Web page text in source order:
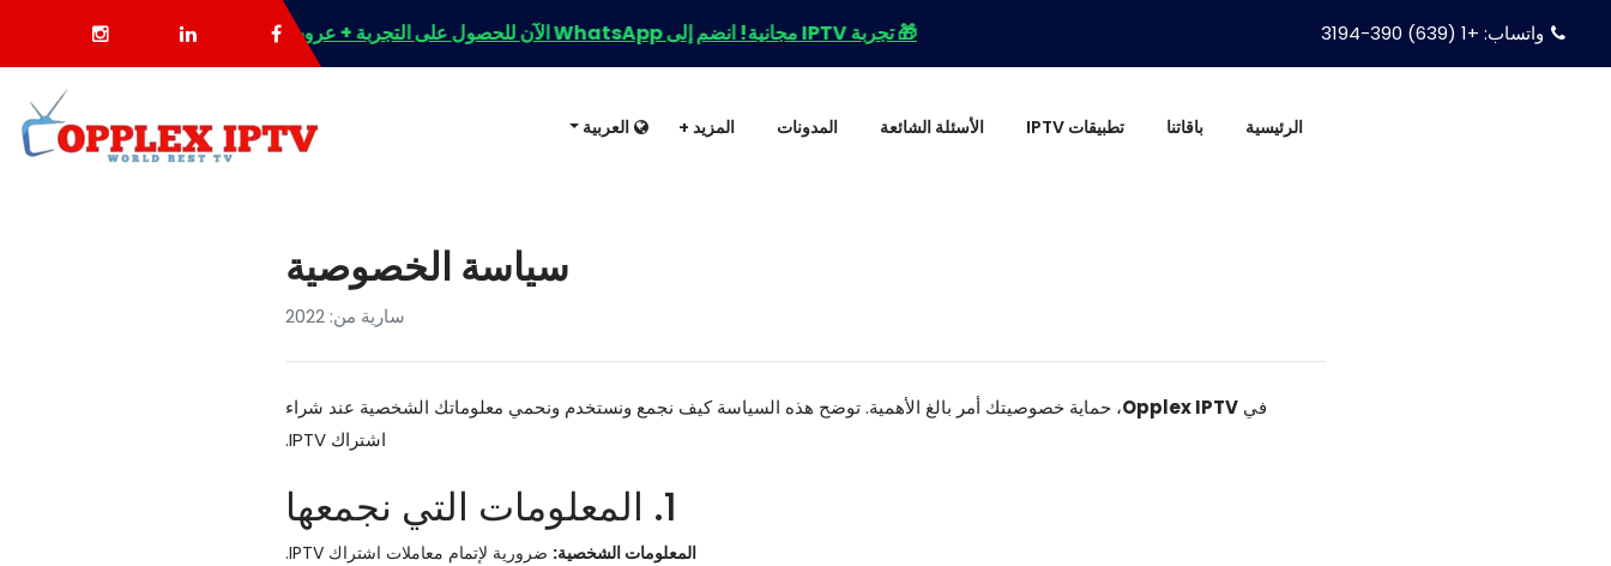
واتساب: +1 (639) 390-3194 🎁 تجربة IPTV مجانية! انضم إلى WhatsApp الآن للحصول على التجربة + عروض حصرية! 🚀
الرئيسية باقاتنا تطبيقات IPTV الأسئلة الشائعة المدونات المزيد + العربية
سياسة الخصوصية
سارية من: 2022
في Opplex IPTV، حماية خصوصيتك أمر بالغ الأهمية. توضح هذه السياسة كيف نجمع ونستخدم ونحمي معلوماتك الشخصية عند شراء
اشتراك IPTV.
1. المعلومات التي نجمعها
المعلومات الشخصية: ضرورية لإتمام معاملات اشتراك IPTV.